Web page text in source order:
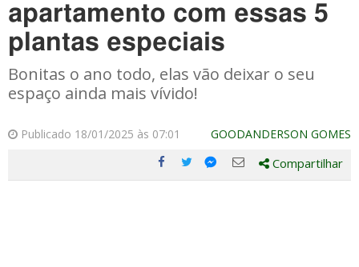
apartamento com essas 5
plantas especiais
Bonitas o ano todo, elas vão deixar o seu
espaço ainda mais vívido!
Publicado 18/01/2025 às 07:01 GOODANDERSON GOMES
Compartilhe
Compartilhe
Compartilhe
Compartilhe
Compartilhar